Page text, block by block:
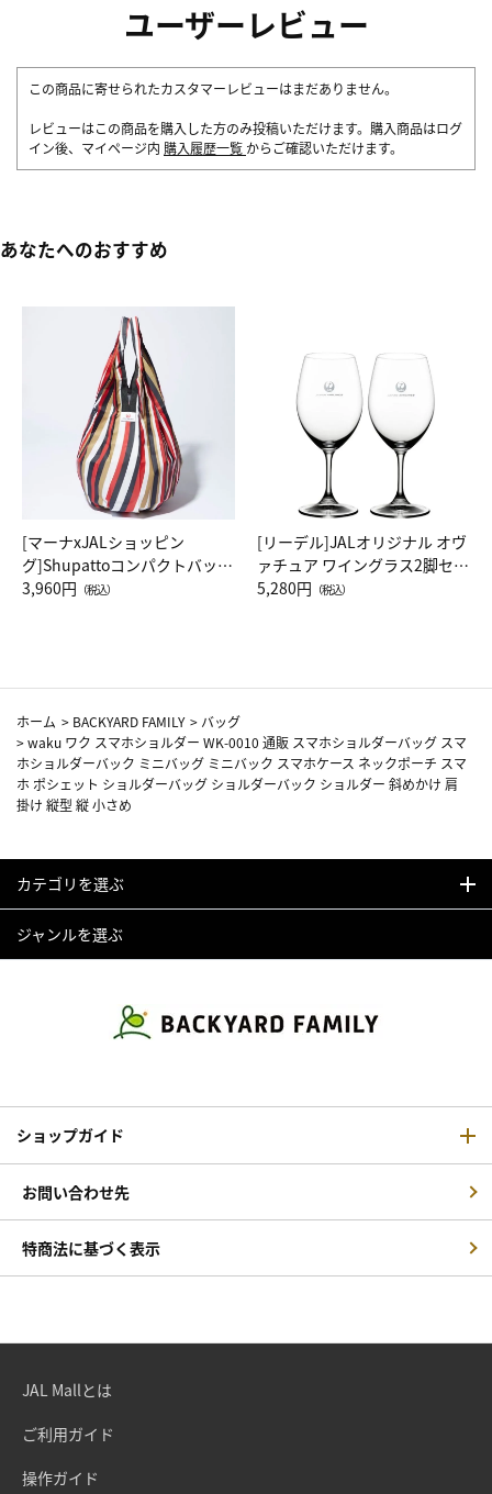
ユーザーレビュー
この商品に寄せられたカスタマーレビューはまだありません。
レビューはこの商品を購入した方のみ投稿いただけます。購入商品はログ
イン後、マイページ内 購入履歴一覧 からご確認いただけます。
あなたへのおすすめ
[マーナxJALショッピン
グ]Shupattoコンパクトバッグ
Drop JAL客室乗務員（LC）ス
3,960円 （税込）
[リーデル]JALオリジナル オヴ
ァチュア ワイングラス2脚セッ
ト（レッドワイン）
5,280円 （税込）
ホーム > BACKYARD FAMILY > バッグ
>waku ワク スマホショルダー WK-0010 通販 スマホショルダーバッグ スマ
ホショルダーバック ミニバッグ ミニバック スマホケース ネックポーチ スマ
ホ ポシェット ショルダーバッグ ショルダーバック ショルダー 斜めかけ 肩
掛け 縦型 縦 小さめ
カテゴリを選ぶ
ジャンルを選ぶ
ショップガイド
お問い合わせ先
特商法に基づく表示
JAL Mallとは
ご利用ガイド
操作ガイド